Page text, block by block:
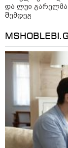
და ლუი
შემდეგ